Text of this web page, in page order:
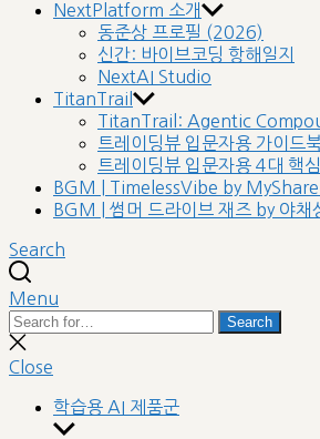
NextPlatform 소개
동준상 프로필 (2026)
신간: 바이브코딩 항해일지
NextAI Studio
TitanTrail
TitanTrail: Agentic
트레이딩뷰 입문자용 가이드
트레이딩뷰 입문자용 4대 핵
BGM | TimelessVibe by
BGM | 썸머 드라이브 재즈 by 야
Search
Menu
Search
for:
Search
Close
search
Close
학습용 AI 제품군
Show